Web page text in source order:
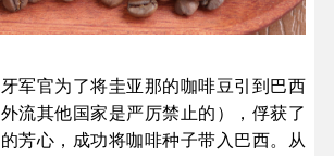
军官为了将圭亚那的咖啡豆引到巴西
外流其他国家是严厉禁止的），俘获了
芳心，成功将咖啡种子带入巴西。从